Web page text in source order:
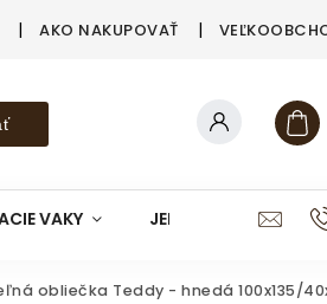
AKO NAKUPOVAŤ
VAKY JEDÁLEŇ
obliečka Teddy - hnedá 100x135/